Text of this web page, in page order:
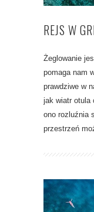
REJS W
Żeglowanie
pomaga nam
prawdziwe w
jak wiatr otula
ono rozluźnia
przestrzeń